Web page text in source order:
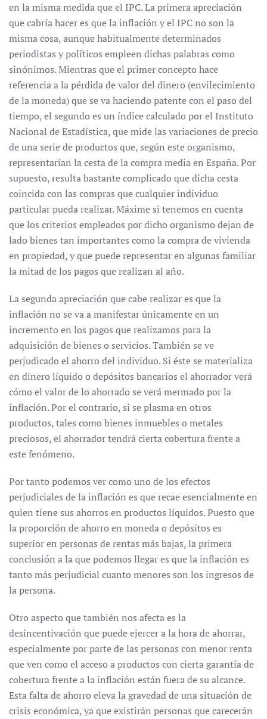
en la misma medida que el IPC. La primera apreciación
que cabría hacer es que la inflación y el IPC no son la
misma cosa, aunque habitualmente determinados
periodistas y políticos empleen dichas palabras como
sinónimos. Mientras que el primer concepto hace
referencia a la pérdida de valor del dinero (envilecimiento
de la moneda) que se va haciendo patente con el paso del
tiempo, el segundo es un índice calculado por el Instituto
Nacional de Estadística, que mide las variaciones de precio
de una serie de productos que, según este organismo,
representarían la cesta de la compra media en España. Por
supuesto, resulta bastante complicado que dicha cesta
coincida con las compras que cualquier individuo
particular pueda realizar. Máxime si tenemos en cuenta
que los criterios empleados por dicho organismo dejan de
lado bienes tan importantes como la compra de vivienda
en propiedad, y que puede representar en algunas familiar
la mitad de los pagos que realizan al año.
La segunda apreciación que cabe realizar es que la
inflación no se va a manifestar únicamente en un
incremento en los pagos que realizamos para la
adquisición de bienes o servicios. También se ve
perjudicado el ahorro del individuo. Si éste se materializa
en dinero líquido o depósitos bancarios el ahorrador verá
cómo el valor de lo ahorrado se verá mermado por la
inflación. Por el contrario, si se plasma en otros
productos, tales como bienes inmuebles o metales
preciosos, el ahorrador tendrá cierta cobertura frente a
este fenómeno.
Por tanto podemos ver como uno de los efectos
perjudiciales de la inflación es que recae esencialmente en
quien tiene sus ahorros en productos líquidos. Puesto que
la proporción de ahorro en moneda o depósitos es
superior en personas de rentas más bajas, la primera
conclusión a la que podemos llegar es que la inflación es
tanto más perjudicial cuanto menores son los ingresos de
la persona.
Otro aspecto que también nos afecta es la
desincentivación que puede ejercer a la hora de ahorrar,
especialmente por parte de las personas con menor renta
que ven como el acceso a productos con cierta garantía de
cobertura frente a la inflación están fuera de su alcance.
Esta falta de ahorro eleva la gravedad de una situación de
crisis económica, ya que existirán personas que carecerán